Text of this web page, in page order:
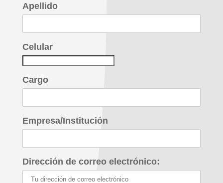
Apellido
Celular
Cargo
Empresa/Institución
Dirección de correo electrónico: